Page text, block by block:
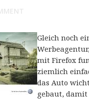
Gleich noch
mit Firefox
ziemlich
das Auto
gebaut, damit